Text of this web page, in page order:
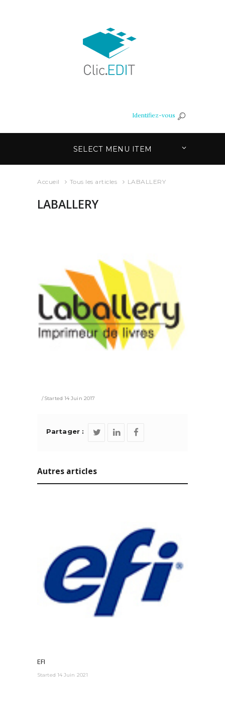
Identifiez-vous
SELECT MENU ITEM
Accueil Tous les articles LABALLERY
LABALLERY
Started 14 Juin 2017
Partager :
Autres articles
EFI
Started 14 Juin 2021